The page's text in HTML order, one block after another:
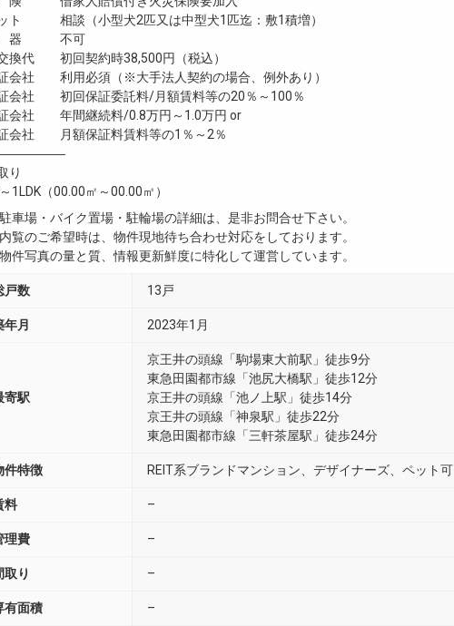
ト 相談（小型犬2匹又は中型犬1匹迄：敷1積増）
器 不可
換代 初回契約時38,500円（税込）
会社 利用必須（※大手法人契約の場合、例外あり）
会社 初回保証委託料/月額賃料等の20％～100％
会社 年間継続料/0.8万円～1.0万円 or
会社 月額保証料賃料等の1％～2％
り
1LDK（00.00㎡～00.00㎡）
車場・バイク置場・駐輪場の詳細は、是非お問合せ下さい。
覧のご希望時は、物件現地待ち合わせ対応をしております。
件写真の量と質、情報更新鮮度に特化して運営しています。
戸数 13戸
年月 2023年1月
寄駅
京王井の頭線「駒場東大前駅」徒歩9分
東急田園都市線「池尻大橋駅」徒歩12分
京王井の頭線「池ノ上駅」徒歩14分
京王井の頭線「神泉駅」徒歩22分
東急田園都市線「三軒茶屋駅」徒歩24分
件特徴 REIT系ブランドマンション、デザイナーズ、ペット可
料 –
理費 –
取り –
有面積 –